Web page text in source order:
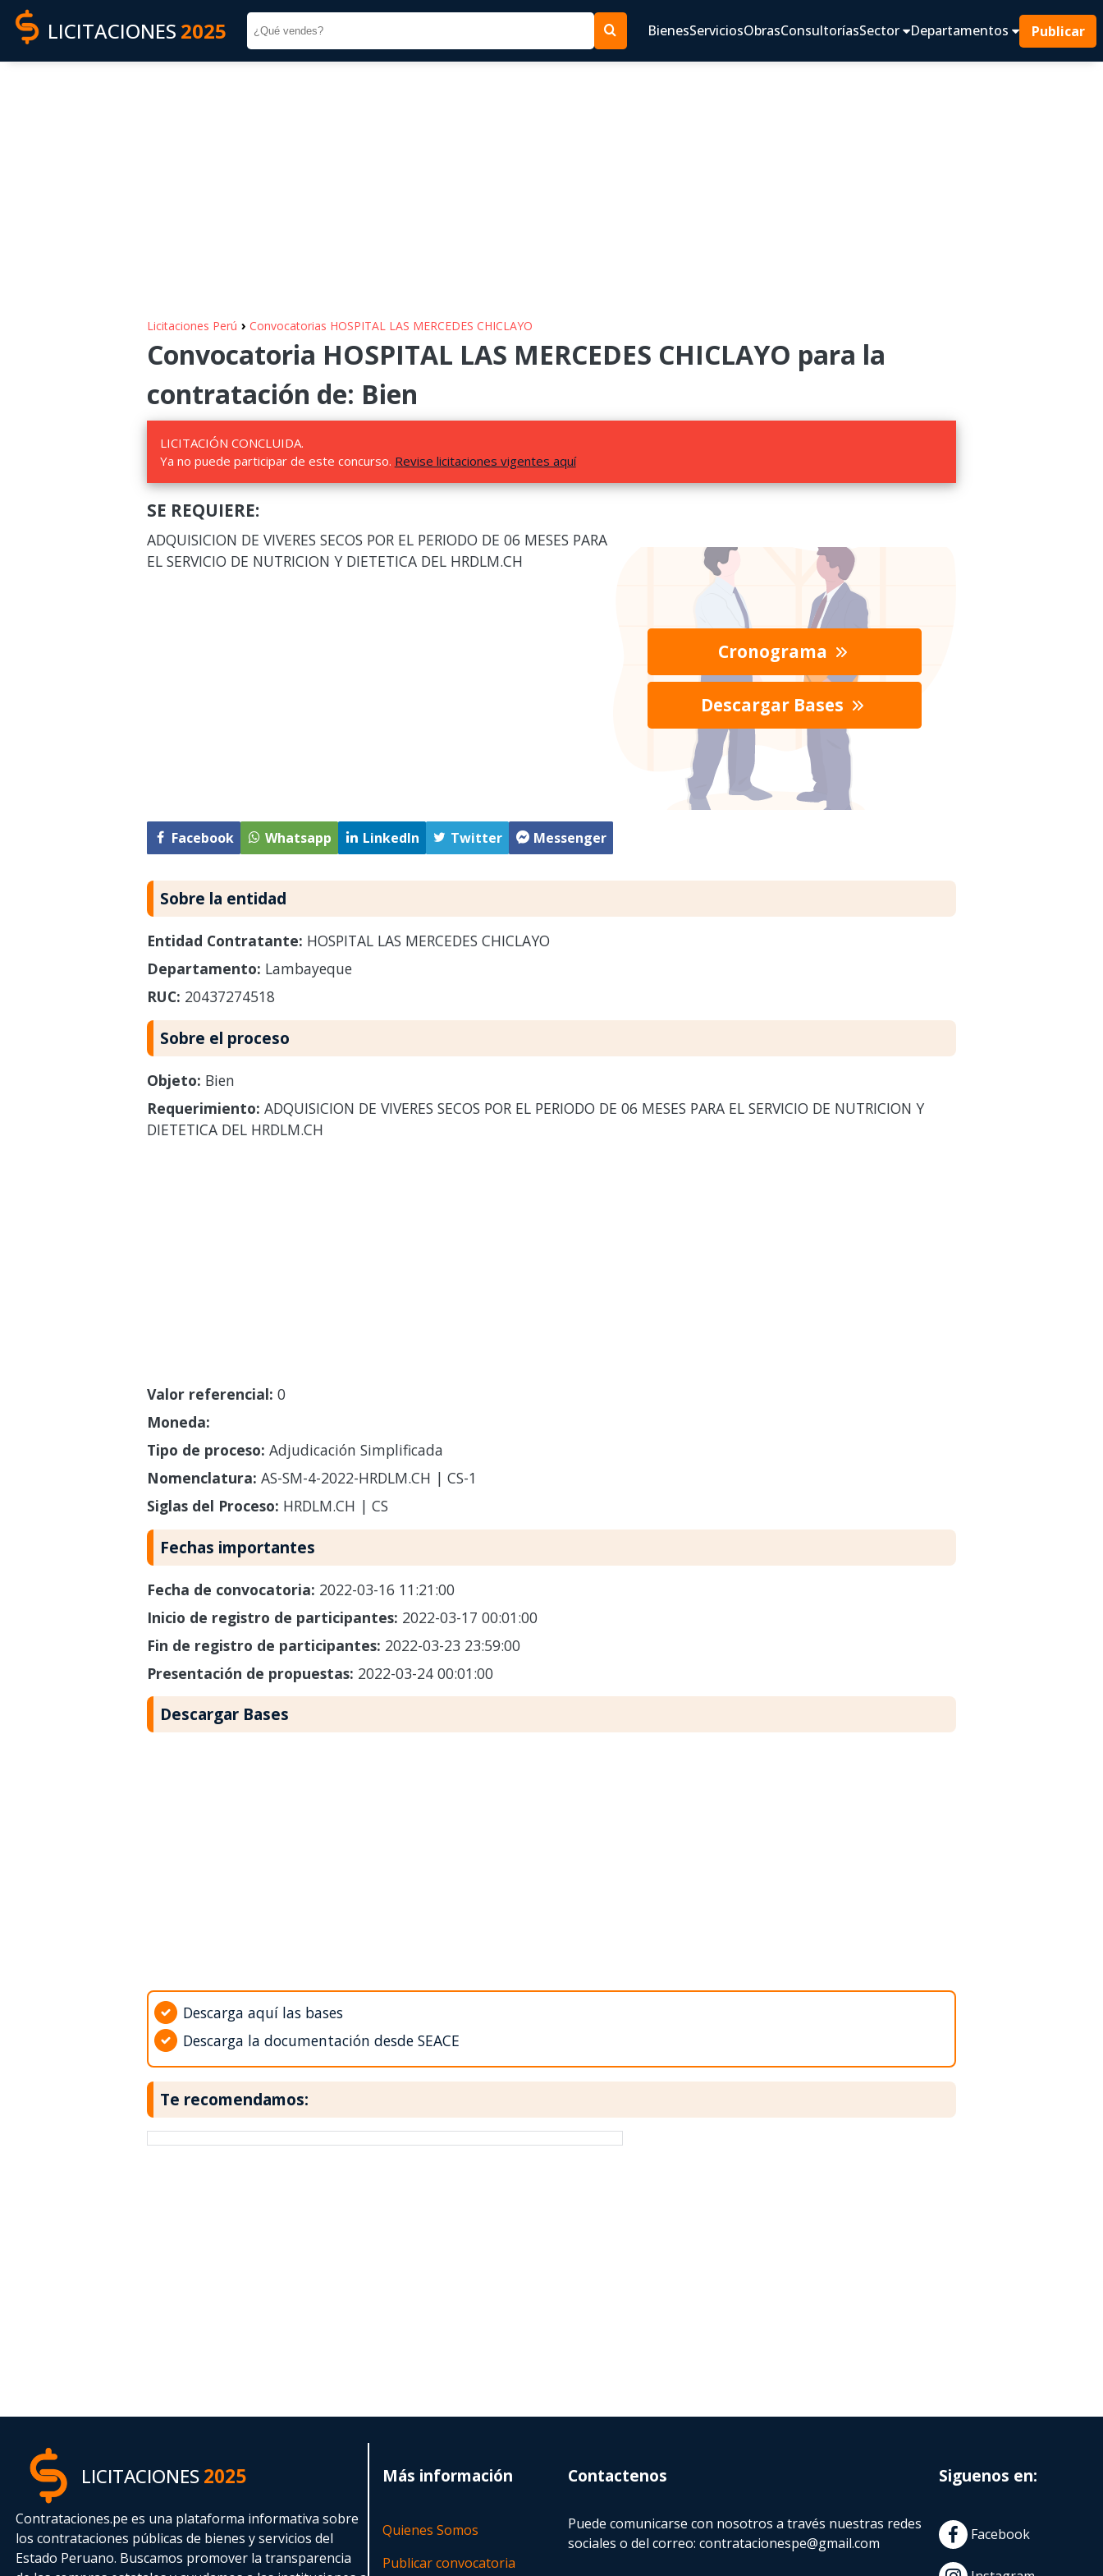
LICITACIONES 2025 BienesServiciosObrasConsultoríasSector Departamentos Publicar
Licitaciones Perú › Convocatorias HOSPITAL LAS MERCEDES CHICLAYO
Convocatoria HOSPITAL LAS MERCEDES CHICLAYO para la
contratación de: Bien
LICITACIÓN CONCLUIDA.
Ya no puede participar de este concurso. Revise licitaciones vigentes aquí
SE REQUIERE:
ADQUISICION DE VIVERES SECOS POR EL PERIODO DE 06 MESES PARA
EL SERVICIO DE NUTRICION Y DIETETICA DEL HRDLM.CH
Facebook Whatsapp LinkedIn Twitter Messenger
Cronograma
Descargar Bases
Sobre la entidad
Entidad Contratante: HOSPITAL LAS MERCEDES CHICLAYO
Departamento: Lambayeque
RUC: 20437274518
Sobre el proceso
Objeto: Bien
Requerimiento: ADQUISICION DE VIVERES SECOS POR EL PERIODO DE 06 MESES PARA EL SERVICIO DE NUTRICION Y
DIETETICA DEL HRDLM.CH
Valor referencial: 0
Moneda:
Tipo de proceso: Adjudicación Simplificada
Nomenclatura: AS-SM-4-2022-HRDLM.CH | CS-1
Siglas del Proceso: HRDLM.CH | CS
Fechas importantes
Fecha de convocatoria: 2022-03-16 11:21:00
Inicio de registro de participantes: 2022-03-17 00:01:00
Fin de registro de participantes: 2022-03-23 23:59:00
Presentación de propuestas: 2022-03-24 00:01:00
Descargar Bases
Descarga aquí las bases
Descarga la documentación desde SEACE
Te recomendamos:
LICITACIONES2025
Contrataciones.pe es una plataforma informativa sobre
los contrataciones públicas de bienes y servicios del
Estado Peruano. Buscamos promover la transparencia
Más información
Quienes Somos
Publicar convocatoria
Contactenos
Puede comunicarse con nosotros a través nuestras redes
sociales o del correo:contratacionespe@gmail.com
Siguenos en:
Facebook